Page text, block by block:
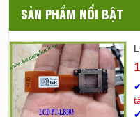
SẢN PHẨM NỔI BẬT
✔
✔